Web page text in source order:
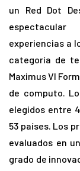
un Red Dot
experiencias a
categoría de
Maximus VI
de computo.
elegidos entre
53 países. Los
evaluados en
grado de